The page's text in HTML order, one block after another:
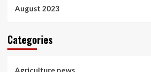
August 2023
Categories
Agriculture news